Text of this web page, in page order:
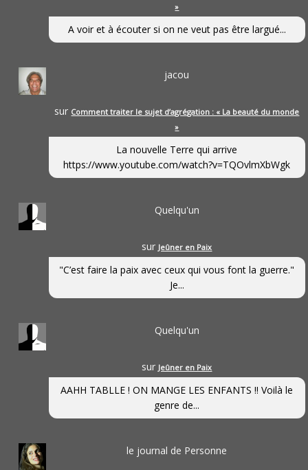
»
A voir et à écouter si on ne veut pas être largué...
jacou
sur Comment traiter le sujet d’agrégation : « La beauté du monde
»
La nouvelle Terre qui arrive
https://www.youtube.com/watch?v=TQOvlmXbWgk
Quelqu'un
sur Jeûner en Paix
"C’est faire la paix avec ceux qui vous font la guerre."
Je...
Quelqu'un
sur Jeûner en Paix
AAHH TABLLE ! ON MANGE LES ENFANTS !! Voilà le
genre de...
le journal de Personne